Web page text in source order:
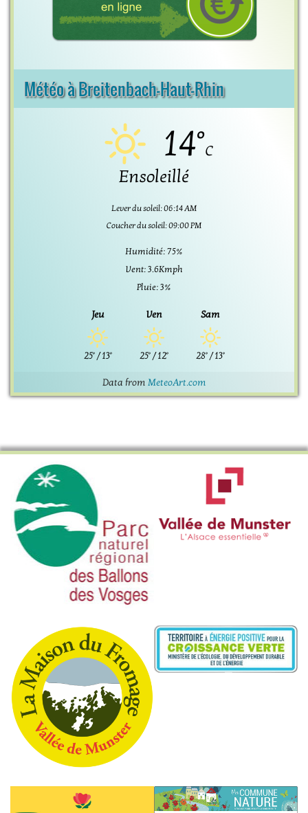
Météo à Breitenbach-Haut-Rhin
14°C
Ensoleillé
Lever du soleil: 06:14 AM
Coucher du soleil: 09:00 PM
Humidité: 75%
Vent: 3.6Kmph
Pluie: 3%
Jeu
25° / 13°
Ven
25°/12°
Sam
28°/13°
Data from MeteoArt.com